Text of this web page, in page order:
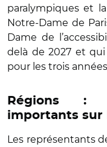
paralympiques et
Notre-Dame de
Dame de
delà de 2027 et
pour les trois
Régions :
importants sur
Les représentants